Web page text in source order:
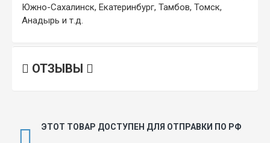
Южно-Сахалинск, Екатеринбург, Тамбов, Томск,
Анадырь и т.д.
ОТЗЫВЫ
ЭТОТ ТОВАР ДОСТУПЕН ДЛЯ ОТПРАВКИ ПО РФ